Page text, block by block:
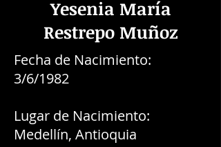
Yesenia María
Restrepo Muñoz
Fecha de Nacimiento:
3/6/1982
Lugar de Nacimiento:
Medellín, Antioquia